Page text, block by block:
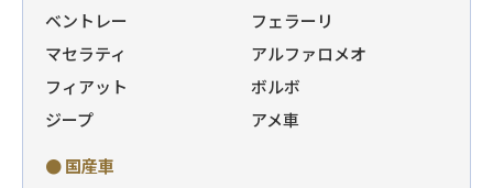
ベントレー
フェラーリ
マセラティ
アルファロメオ
フィアット
ボルボ
ジープ
アメ車
● 国産車